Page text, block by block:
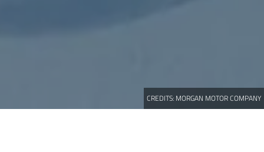
CREDITS: MORGAN MOTOR COMPANY